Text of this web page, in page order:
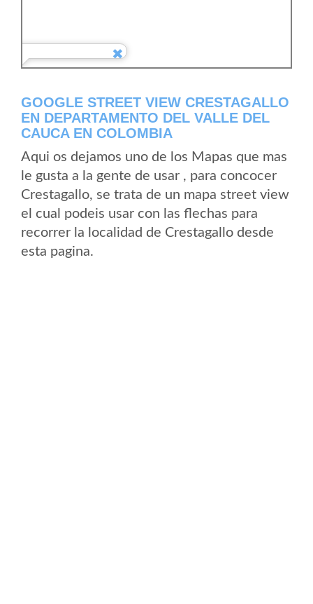
GOOGLE STREET VIEW CRESTAGALLO
EN DEPARTAMENTO DEL VALLE DEL
CAUCA EN COLOMBIA
Aqui os dejamos uno de los Mapas que mas
le gusta a la gente de usar , para concocer
Crestagallo, se trata de un mapa street view
el cual podeis usar con las flechas para
recorrer la localidad de Crestagallo desde
esta pagina.